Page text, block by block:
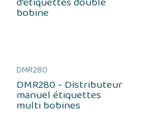
bobine
DMR280
DMR280 - Distributeur
manuel étiquettes
multi bobines